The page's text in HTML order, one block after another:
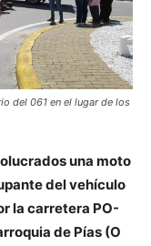
del 061 en el lugar de los
una moto
del vehículo
la carretera PO-
de Pías (O